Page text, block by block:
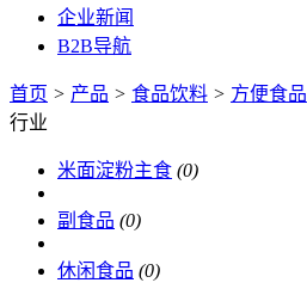
企业新闻
B2B导航
首页 > 产品 > 食品饮料 > 方便食品
行业
米面淀粉主食 (0)
副食品 (0)
休闲食品 (0)